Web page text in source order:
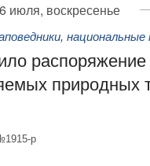
июля, воскресенье
национальные
природных
р